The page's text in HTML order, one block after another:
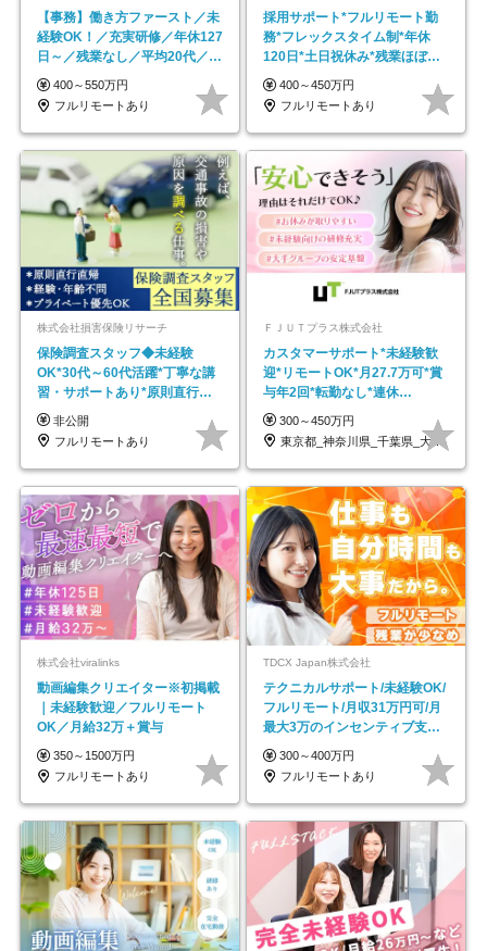
【事務】働き方ファースト／未
経験OK！／充実研修／年休127
日～／残業なし／平均20代／リ
モートOK
400～550万円
フルリモートあり
採用サポート*フルリモート勤
務*フレックスタイム制*年休
120日*土日祝休み*残業ほぼな
し*育児中社員8割以上
400～450万円
フルリモートあり
株式会社損害保険リサーチ
保険調査スタッフ◆未経験
OK*30代～60代活躍*丁寧な講
習・サポートあり*原則直行直
帰／全国募集・業務委託
非公開
フルリモートあり
ＦＪＵＴプラス株式会社
カスタマーサポート*未経験歓
迎*リモートOK*月27.7万可*賞
与年2回*転勤なし*連休
OK/ZE010232
300～450万円
東京都_神奈川県_千葉県_大阪府_愛知県…
株式会社viralinks
動画編集クリエイター※初掲載
｜未経験歓迎／フルリモート
OK／月給32万＋賞与
350～1500万円
フルリモートあり
TDCX Japan株式会社
テクニカルサポート/未経験OK/
フルリモート/月収31万円可/月
最大3万のインセンティブ支給/
平均年齢33歳
300～400万円
フルリモートあり